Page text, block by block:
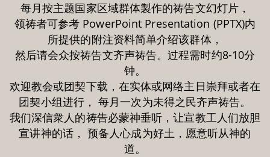
每月按主题国家区域群体製作的祷告文幻灯片，
领祷者可参考 PowerPoint Presentation (PPTX)内
所提供的附注资料简单介绍该群体，
然后请会众按祷告文齐声祷告。过程需时约8-10分
钟。
欢迎教会或团契下载，在实体或网络主日崇拜或者在
团契小组进行， 每月一次为未得之民齐声祷告。
我们深信衆人的祷告必蒙神垂听，让宣教工人们放胆
宣讲神的话， 预备人心成为好土，愿意听从神的
道。